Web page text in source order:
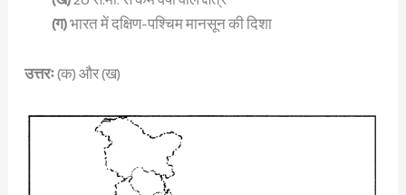
(ग)भारत में दक्षिण-पश्चिम मानसून की दिशा
उत्तरः(क) और (ख)